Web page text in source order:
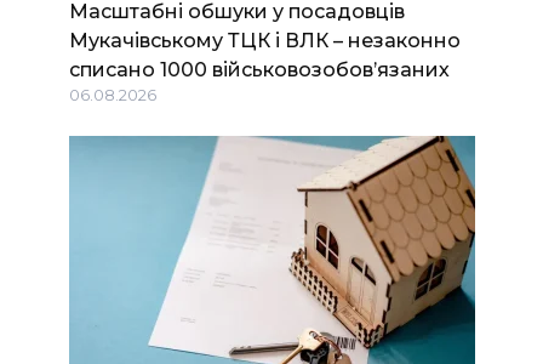
Масштабні обшуки у посадовців
Мукачівському ТЦК і ВЛК – незаконно
списано 1000 військовозобов’язаних
06.08.2026